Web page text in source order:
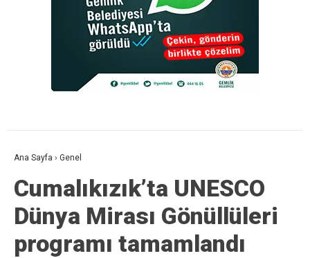
Ana Sayfa › Genel
Cumalıkızık’ta UNESCO
Dünya Mirası Gönüllüleri
programı tamamlandı